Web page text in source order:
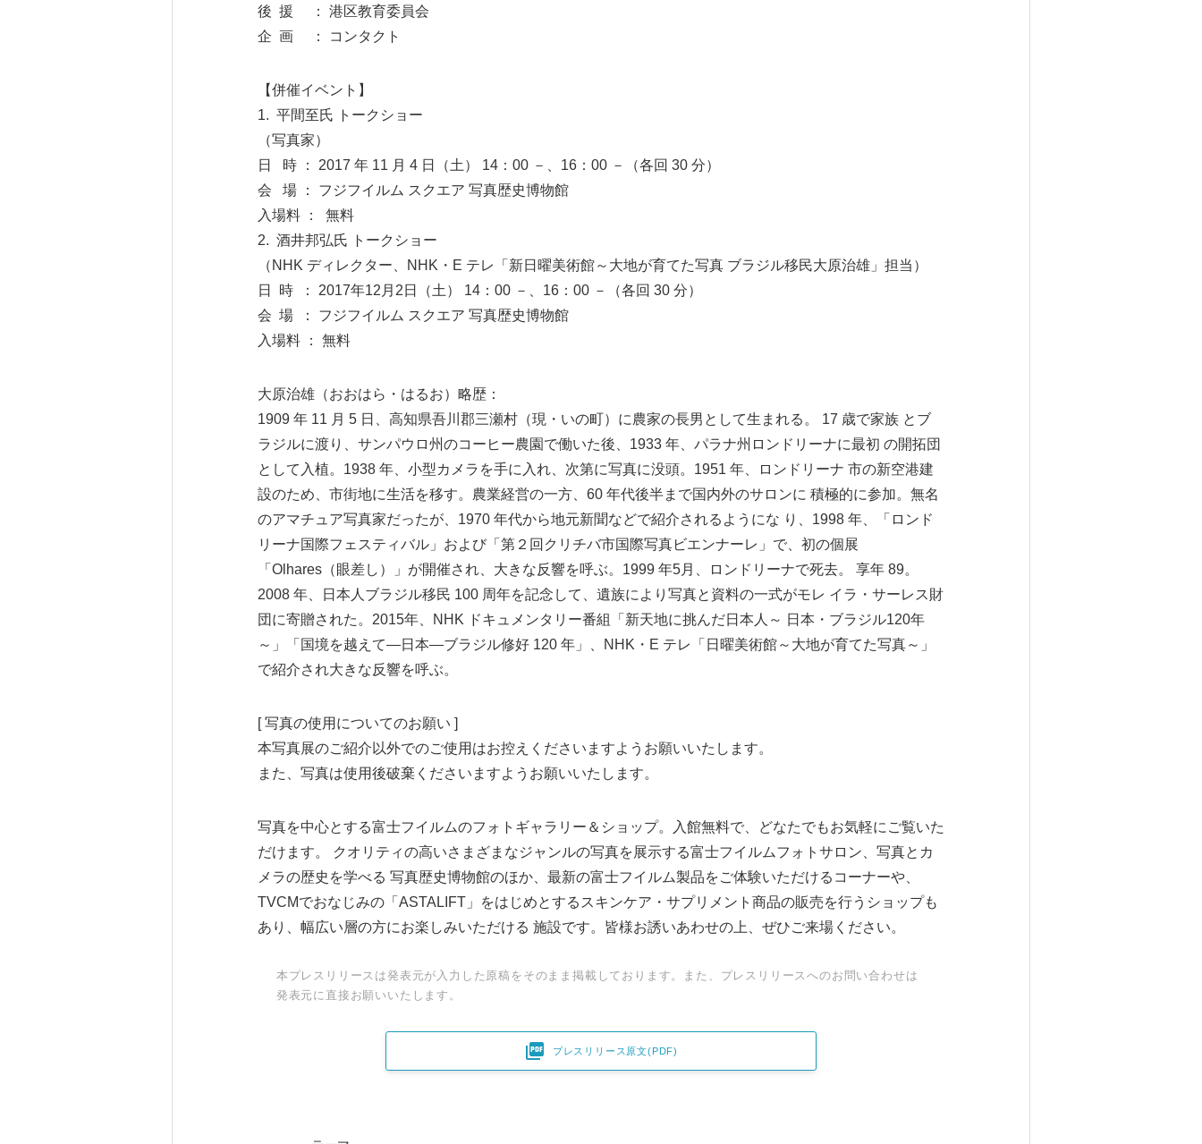
後 援 ： 港区教育委員会
企 画 ： コンタクト
【併催イベント】
1. 平間至氏 トークショー
（写真家）
日 時 ： 2017 年 11 月 4 日（土） 14：00 －、16：00 －（各回 30 分）
会 場 ： フジフイルム スクエア 写真歴史博物館
入場料 ： 無料
2. 酒井邦弘氏 トークショー
（NHK ディレクター、NHK・E テレ「新日曜美術館～大地が育てた写真 ブラジル移民大原治雄」担当）
日 時 ： 2017年12月2日（土） 14：00 －、16：00 －（各回 30 分）
会 場 ： フジフイルム スクエア 写真歴史博物館
入場料 ： 無料
大原治雄（おおはら・はるお）略歴：
1909 年 11 月 5 日、高知県吾川郡三瀬村（現・いの町）に農家の長男として生まれる。 17 歳で家族 とブ
ラジルに渡り、サンパウロ州のコーヒー農園で働いた後、1933 年、パラナ州ロンドリーナに最初 の開拓団
として入植。1938 年、小型カメラを手に入れ、次第に写真に没頭。1951 年、ロンドリーナ 市の新空港建
設のため、市街地に生活を移す。農業経営の一方、60 年代後半まで国内外のサロンに 積極的に参加。無名
のアマチュア写真家だったが、1970 年代から地元新聞などで紹介されるようにな り、1998 年、「ロンド
リーナ国際フェスティバル」および「第２回クリチバ市国際写真ビエンナーレ」で、初の個展
「Olhares（眼差し）」が開催され、大きな反響を呼ぶ。1999 年5月、ロンドリーナで死去。 享年 89。
2008 年、日本人ブラジル移民 100 周年を記念して、遺族により写真と資料の一式がモレ イラ・サーレス財
団に寄贈された。2015年、NHK ドキュメンタリー番組「新天地に挑んだ日本人～ 日本・ブラジル120年
～」「国境を越えて―日本―ブラジル修好 120 年」、NHK・E テレ「日曜美術館～大地が育てた写真～」
で紹介され大きな反響を呼ぶ。
[ 写真の使用についてのお願い ]
本写真展のご紹介以外でのご使用はお控えくださいますようお願いいたします。
また、写真は使用後破棄くださいますようお願いいたします。
写真を中心とする富士フイルムのフォトギャラリー＆ショップ。入館無料で、どなたでもお気軽にご覧いた
だけます。 クオリティの高いさまざまなジャンルの写真を展示する富士フイルムフォトサロン、写真とカ
メラの歴史を学べる 写真歴史博物館のほか、最新の富士フイルム製品をご体験いただけるコーナーや、
TVCMでおなじみの「ASTALIFT」をはじめとするスキンケア・サプリメント商品の販売を行うショップも
あり、幅広い層の方にお楽しみいただける 施設です。皆様お誘いあわせの上、ぜひご来場ください。
本プレスリリースは発表元が入力した原稿をそのまま掲載しております。また、プレスリリースへのお問い合わせは
発表元に直接お願いいたします。
 プレスリリース原文(PDF)